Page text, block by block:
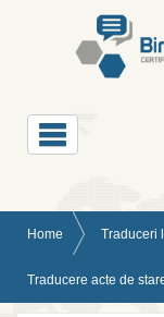
Home Traduceri
Traducere acte de